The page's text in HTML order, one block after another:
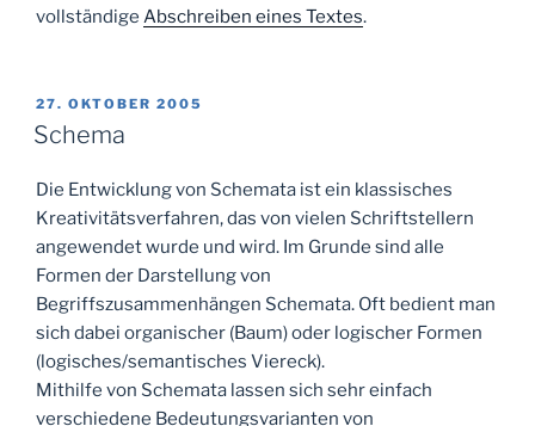
vollständige Abschreiben eines Textes.
VERÖFFENTLICHT
AM
27. OKTOBER 2005
Schema
Die Entwicklung von Schemata ist ein klassisches
Kreativitätsverfahren, das von vielen Schriftstellern
angewendet wurde und wird. Im Grunde sind alle
Formen der Darstellung von
Begriffszusammenhängen Schemata. Oft bedient man
sich dabei organischer (Baum) oder logischer Formen
(logisches/semantisches Viereck).
Mithilfe von Schemata lassen sich sehr einfach
verschiedene Bedeutungsvarianten von